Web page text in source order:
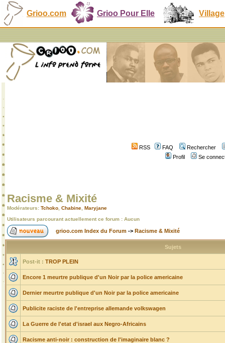
Grioo.com Grioo Pour Elle Village
RSS FAQ
Rechercher
Profil
Se
Racisme & Mixité
Modérateurs: Tchoko Chabine Maryjane
Utilisateurs parcourant actuellement ce forum : Aucun
grioo.com Index du Forum -> Racisme & Mixité
Sujets
Post-it : TROP PLEIN
Encore 1 meurtre publique d'un Noir par la police americaine
Dernier meurtre publique d'un Noir par la police americaine
Publicite raciste de l'entreprise allemande volkswagen
La Guerre de l'etat d'israel aux Negro-Africains
Racisme anti-noir : construction de l'imaginaire blanc ?